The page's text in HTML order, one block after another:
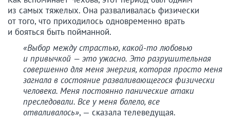
из самых тяжелых. Она разваливалась физически
от того, что приходилось одновременно врать
и бояться быть пойманной.
«Выбор между страстью, какой-то любовью
и привычкой — это ужасно. Это разрушительная
совершенно для меня энергия, которая просто меня
загнала в состояние разваливающегося физически
человека. Меня постоянно панические атаки
преследовали. Все у меня болело, все
отваливалось», — сказала телеведущая.